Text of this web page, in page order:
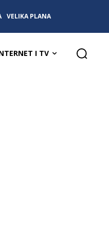
VELIKA PLANA
I TV